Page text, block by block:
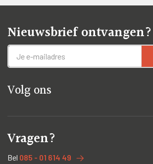
Nieuwsbrief ontvangen?
Volg ons
Vragen?
Bel 085 - 01 614 49